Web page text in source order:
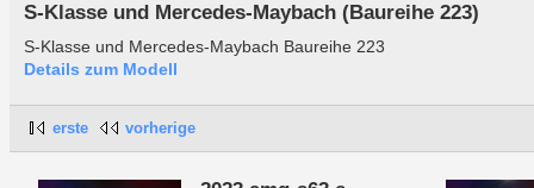
S-Klasse und Mercedes-Maybach (Baureihe 223)
S-Klasse und Mercedes-Maybach Baureihe 223
Details zum Modell
erste vorherige